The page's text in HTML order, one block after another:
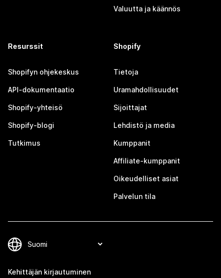
Valuutta ja käännös
Resurssit
Shopifyn ohjekeskus
API-dokumentaatio
Shopify-yhteisö
Shopify-blogi
Tutkimus
Shopify
Tietoja
Uramahdollisuudet
Sijoittajat
Lehdistö ja media
Kumppanit
Affiliate-kumppanit
Oikeudelliset asiat
Palvelun tila
Kehittäjän kirjautuminen